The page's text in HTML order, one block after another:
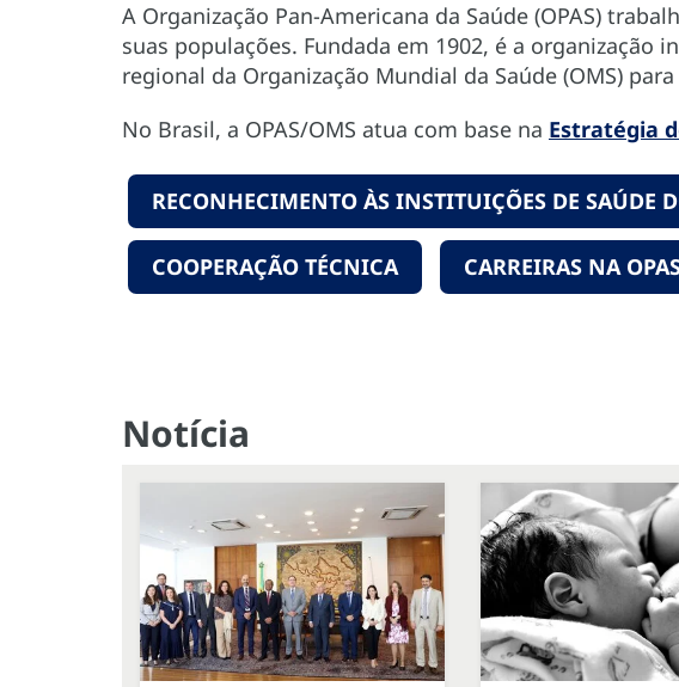
A Organização Pan-Americana da Saúde (OPAS)
suas populações. Fundada em 1902, é a
regional da Organização Mundial da Saúde (OMS)
No Brasil, a OPAS/OMS atua com base na Estratégia
RECONHECIMENTO ÀS INSTITUIÇÕES DE SAÚDE
COOPERAÇÃO TÉCNICA CARREIRAS NA
Notícia